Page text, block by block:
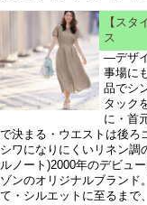
【ス
ス
―デザ
事場に
品でシ
タック
に・首
で決まる・ウエストは後
シワになりにくいリネン調
ルノート)2000年のデビュ
ゾンのオリジナルブランド
て・シルエットに至るまで